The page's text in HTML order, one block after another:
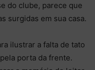
do clube, parece que
surgidas em sua casa.
ilustrar a falta de tato
porta da frente.